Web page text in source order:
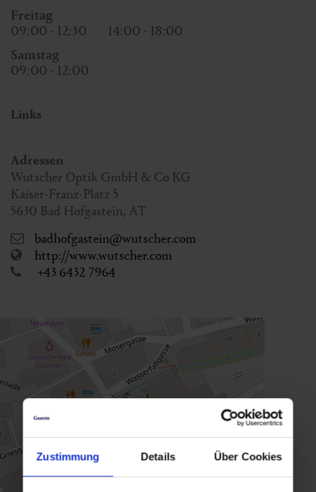
Zustimmung Details Über Cookies
Freitag
09:00 - 12:30
14:00 - 18:00
Samstag
09:00 - 12:00
Links
Adressen
Wutscher Optik GmbH & Co KG
Kaiser-Franz-Platz 5
5630 Bad Hofgastein, AT
badhofgastein@wutscher.com
http://www.wutscher.com
+43 6432 7964